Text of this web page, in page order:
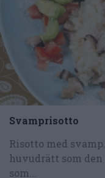
Svamprisotto
Risotto med
huvudrätt som
som...